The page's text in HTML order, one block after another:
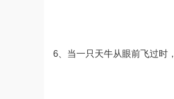
6、当一只天牛从眼前飞过时